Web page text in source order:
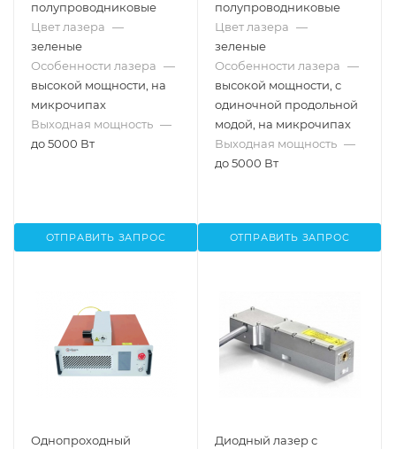
полупроводниковые
Цвет лазера —
зеленые
Особенности лазера —
высокой мощности, на
микрочипах
Выходная мощность —
до 5000 Вт
ОТПРАВИТЬ ЗАПРОС
полупроводниковые
Цвет лазера —
зеленые
Особенности лазера —
высокой мощности, с
одиночной продольной
модой, на микрочипах
Выходная мощность —
до 5000 Вт
ОТПРАВИТЬ ЗАПРОС
Однопроходный
Диодный лазер с